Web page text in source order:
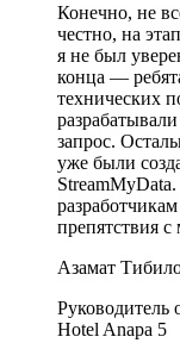
Конечно, не
честно, на
я не был
конца —
технических
запрос.
уже были
препятствия
Азамат
Руководитель
Hotel Anapa 5